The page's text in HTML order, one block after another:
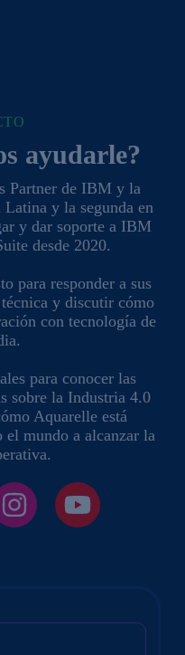
ayudarle?
Partner de IBM y la
y la segunda en
y dar soporte a IBM
desde 2020.
para responder a sus
y discutir cómo
con tecnología de
para conocer las
sobre la Industria 4.0
Aquarelle está
el mundo a alcanzar la